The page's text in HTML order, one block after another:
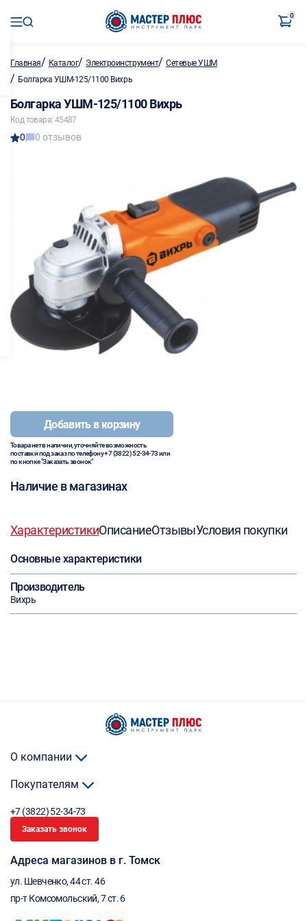
0
Главная/ Каталог/ Электроинструмент/Сетевые УШМ
/ Болгарка УШМ-125/1100 Вихрь
Болгарка УШМ-125/1100 Вихрь
Код товара: 45487
0 0 отзывов
Добавить в корзину
Товара нет в наличии, уточняйте возможность
поставки под заказ по телефону+7 (3822) 52-34-73или
по кнопке "Заказать звонок"
Наличие в магазинах
ХарактеристикиОписаниеОтзывыУсловия покупки
Основные характеристики
Производитель
Вихрь
О компании
Покупателям
+7 (3822) 52-34-73
Заказать звонок
Адреса магазинов в г. Томск
ул. Шевченко, 44 ст. 46
пр-т Комсомольский, 7 ст. 6